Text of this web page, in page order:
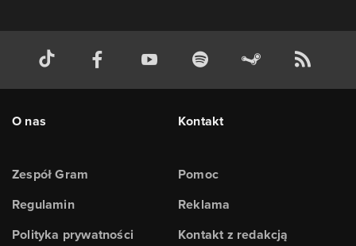
O nas
Zespół Gram
Regulamin
Polityka prywatności
Kontakt
Pomoc
Reklama
Kontakt z redakcją